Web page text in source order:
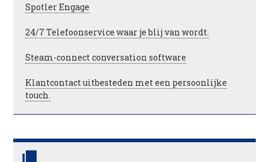
Spotler Engage
24/7 Telefoonservice waar je blij van wordt.
Steam-connect conversation software
Klantcontact uitbesteden met een persoonlijke
touch.